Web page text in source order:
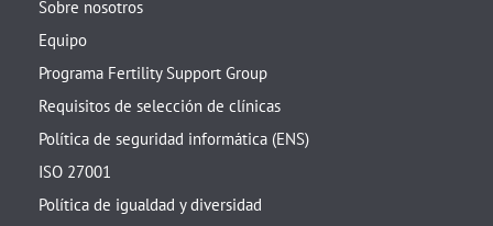
Sobre nosotros
Equipo
Programa Fertility Support Group
Requisitos de selección de clínicas
Política de seguridad informática (ENS)
ISO 27001
Política de igualdad y diversidad